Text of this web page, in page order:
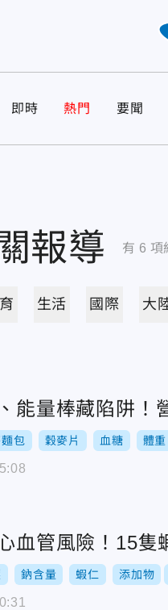
即時 熱門 要聞
報導 有 6 項
生活 國際 大
能量棒藏陷阱！
包 穀麥片 血糖 體重
血管風險！15隻
鈉含量 蝦仁 添加物